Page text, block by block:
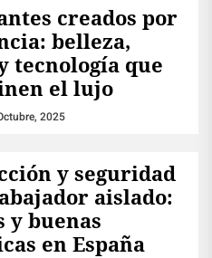
creados por
belleza,
tecnología que
el lujo
2025
y seguridad
aislado:
y buenas
en España